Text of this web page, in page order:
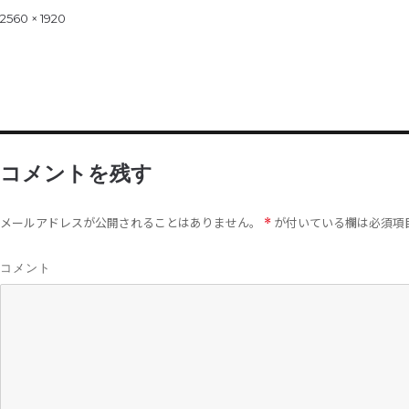
on
Full
2560 × 1920
コメントを残す
メールアドレスが公開されることはありません。 * が付いている欄は必須項
コメント